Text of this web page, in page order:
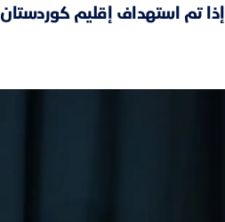
تم استهداف إقليم كوردستان